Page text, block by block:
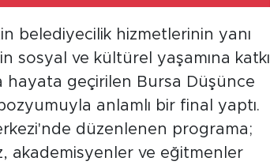
belediyecilik hizmetlerinin yanı
sosyal ve kültürel yaşamına katkı
hayata geçirilen Bursa Düşünce
anlamlı bir final yaptı.
düzenlenen programa;
akademisyenler ve eğitmenler